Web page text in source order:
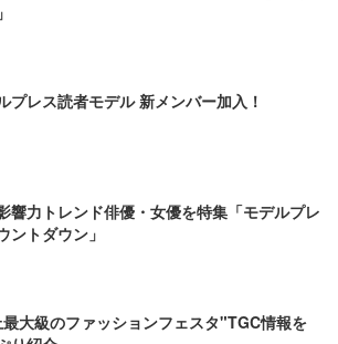
プレス読者モデル 新メンバー加入！
響力トレンド俳優・女優を特集「モデルプレ
ントダウン」
大級のファッションフェスタ"TGC情報を